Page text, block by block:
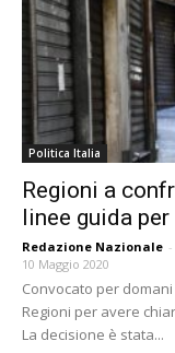
Politica Italia
Regioni a
linee guida per
Redazione Nazionale -
10 Maggio 2020
Convocato per
Regioni per avere
La decisione è stata...